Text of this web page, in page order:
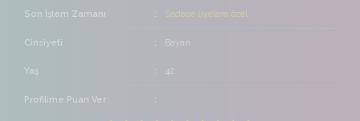
Son İşlem Zamanı Sadece üyelere özel
Cinsiyeti Bayan
Yaş 42
Profilime Puan Ver